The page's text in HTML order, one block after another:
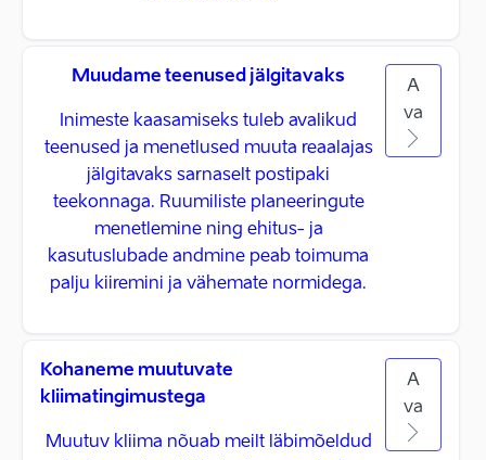
Muudame teenused jälgitavaks
Inimeste kaasamiseks tuleb avalikud
teenused ja menetlused muuta reaalajas
jälgitavaks sarnaselt postipaki
teekonnaga. Ruumiliste planeeringute
menetlemine ning ehitus- ja
kasutuslubade andmine peab toimuma
palju kiiremini ja vähemate normidega.
A
va
Kohaneme muutuvate
kliimatingimustega
Muutuv kliima nõuab meilt läbimõeldud
A
va